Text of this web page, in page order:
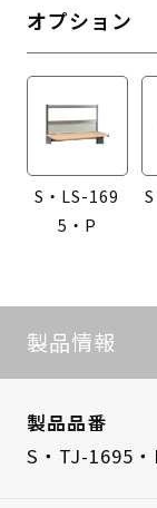
オプション
S・LS-169
5・P
製品情報
製品品番
S・TJ-1695